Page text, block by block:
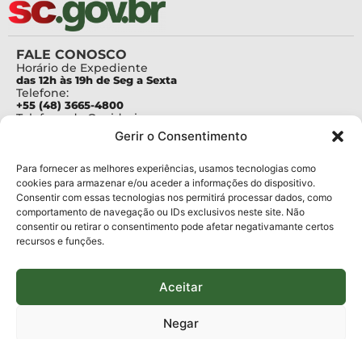
Gerir o Consentimento
Para fornecer as melhores experiências, usamos tecnologias como
cookies para armazenar e/ou aceder a informações do dispositivo.
Consentir com essas tecnologias nos permitirá processar dados, como
comportamento de navegação ou IDs exclusivos neste site. Não
consentir ou retirar o consentimento pode afetar negativamante certos
recursos e funções.
Aceitar
Negar
FALE CONOSCO
Horário de Expediente
das 12h às 19h de Seg a Sexta
Telefone:
+55 (48) 3665-4800
Telefone da Ouvidoria
Para assuntos relacionados à Pesquisa
pesquisa@fapesc.sc.gov.br
Para assuntos relacionados à Inovação
inovacao@fapesc.sc.gov.br
Para assuntos relacionados à Bolsas
bolsas@fapesc.sc.gov.br
Para assuntos relacionados à Prestação de Contas
Para assuntos relacionados à Plataforma
plataforma@fapesc.sc.gov.br
Jair Artur da Silva dpo@fapesc.sc.gov.br 3665-4831